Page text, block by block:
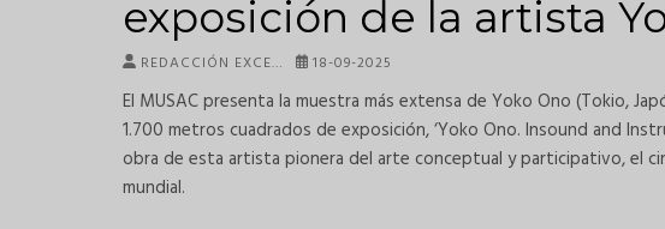
exposición de la artista
REDACCIÓN EXCE… 18-09-2025
El MUSAC presenta la muestra más extensa de Yoko Ono (Tokio,
1.700 metros cuadrados de exposición, ‘Yoko Ono. Insound and
obra de esta artista pionera del arte conceptual y participativo, el
mundial.